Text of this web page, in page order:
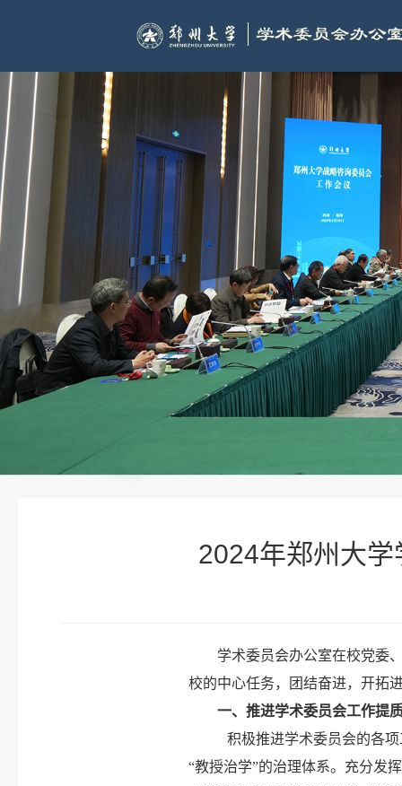
2024年郑州大
学术委员会办公室在校党委
校的中心任务，团结奋进，开拓
一、推进学术委员会工作提
积极推进学术委员会的各
“教授治学”的治理体系。充分发